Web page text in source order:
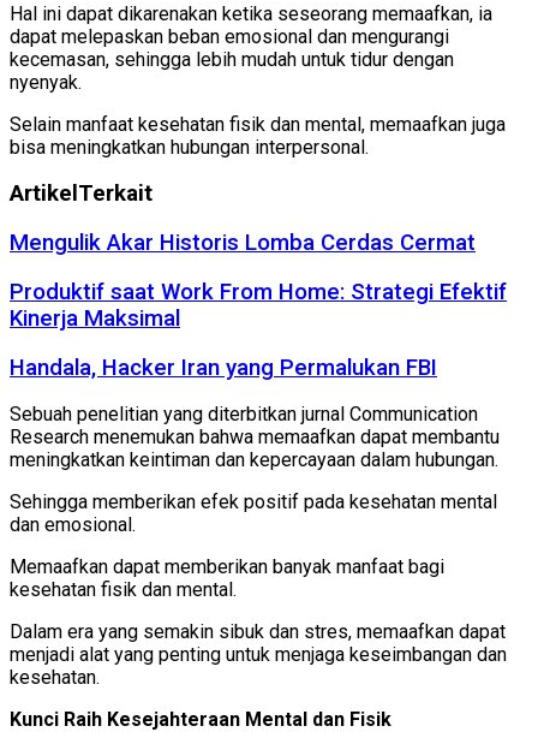
Hal ini dapat dikarenakan ketika seseorang memaafkan, ia
dapat melepaskan beban emosional dan mengurangi
kecemasan, sehingga lebih mudah untuk tidur dengan
nyenyak.
Selain manfaat kesehatan fisik dan mental, memaafkan juga
bisa meningkatkan hubungan interpersonal.
Artikel Terkait
Mengulik Akar Historis Lomba Cerdas Cermat
Produktif saat Work From Home: Strategi Efektif
Kinerja Maksimal
Handala, Hacker Iran yang Permalukan FBI
Sebuah penelitian yang diterbitkan jurnal Communication
Research menemukan bahwa memaafkan dapat membantu
meningkatkan keintiman dan kepercayaan dalam hubungan.
Sehingga memberikan efek positif pada kesehatan mental
dan emosional.
Memaafkan dapat memberikan banyak manfaat bagi
kesehatan fisik dan mental.
Dalam era yang semakin sibuk dan stres, memaafkan dapat
menjadi alat yang penting untuk menjaga keseimbangan dan
kesehatan.
Kunci Raih Kesejahteraan Mental dan Fisik